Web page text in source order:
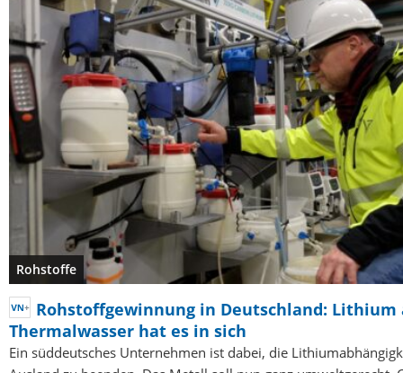
Rohstoffe
Rohstoffgewinnung in Deutschland: Lithium
Thermalwasser hat es in sich
Ein süddeutsches Unternehmen ist dabei, die